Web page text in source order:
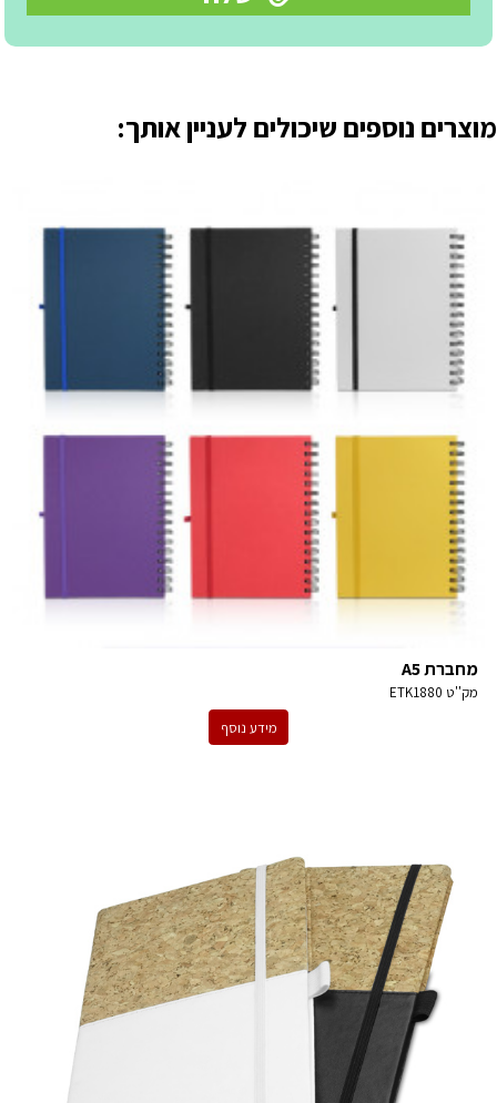
מוצרים נוספים שיכולים לעניין אותך:
מחברת A5
מק''ט ETK1880
מידע נוסף